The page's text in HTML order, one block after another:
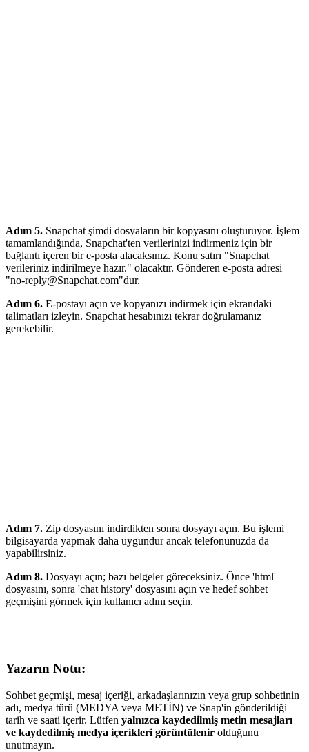
Adım 5. Snapchat şimdi dosyaların bir kopyasını oluşturuyor. İşlem
tamamlandığında, Snapchat'ten verilerinizi indirmeniz için bir
bağlantı içeren bir e-posta alacaksınız. Konu satırı "Snapchat
verileriniz indirilmeye hazır." olacaktır. Gönderen e-posta adresi
"no-reply@Snapchat.com"dur.
Adım 6. E-postayı açın ve kopyanızı indirmek için ekrandaki
talimatları izleyin. Snapchat hesabınızı tekrar doğrulamanız
gerekebilir.
Adım 7. Zip dosyasını indirdikten sonra dosyayı açın. Bu işlemi
bilgisayarda yapmak daha uygundur ancak telefonunuzda da
yapabilirsiniz.
Adım 8. Dosyayı açın; bazı belgeler göreceksiniz. Önce 'html'
dosyasını, sonra 'chat history' dosyasını açın ve hedef sohbet
geçmişini görmek için kullanıcı adını seçin.
Yazarın Notu:
Sohbet geçmişi, mesaj içeriği, arkadaşlarınızın veya grup sohbetinin
adı, medya türü (MEDYA veya METİN) ve Snap'in gönderildiği
tarih ve saati içerir. Lütfen yalnızca kaydedilmiş metin mesajları
ve kaydedilmiş medya içerikleri görüntülenir olduğunu
unutmayın.